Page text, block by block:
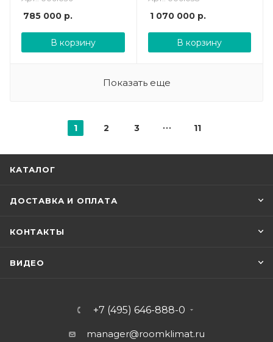
785 000 р.
В корзину
1 070 000р.
В корзину
Показать еще
1 2 3 11
КАТАЛОГ
ДОСТАВКА И ОПЛАТА
КОНТАКТЫ
ВИДЕО
+7 (495) 646-888-0
manager@roomklimat.ru